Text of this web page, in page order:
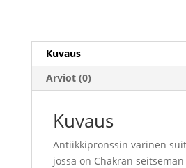
Kuvaus
Arviot (0)
Kuvaus
Antiikkipronssin värinen
jossa on Chakran